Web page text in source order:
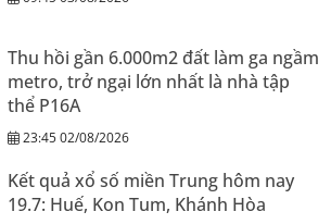
Thu hồi gần 6.000m2 đất làm ga ngầm
metro, trở ngại lớn nhất là nhà tập
thể P16A
23:45 02/08/2026
Kết quả xổ số miền Trung hôm nay
19.7: Huế, Kon Tum, Khánh Hòa